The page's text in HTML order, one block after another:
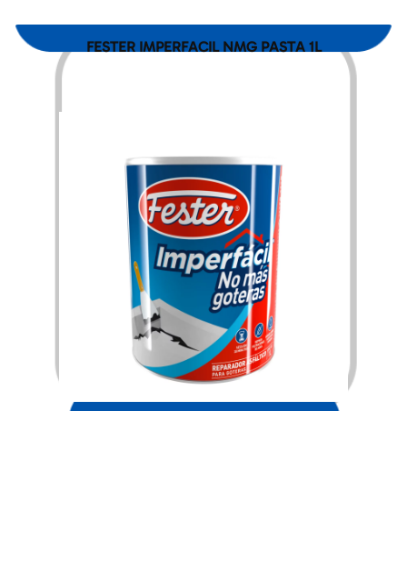
FESTER IMPERFACIL NMG PASTA 1L
$197.00